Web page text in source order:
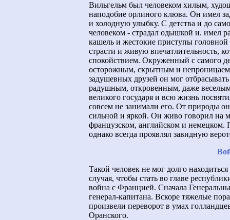
Вильгельм был человеком хилым,
наподобие орлиного клюва. Он имел
и холодную улыбку. С детства и до
человеком - страдал одышкой и. имел
кашель и жестокие приступы
страсти и живую впечатлительность,
спокойствием. Окруженный с самого
осторожным, скрытным и
задушевных друзей он мог
радушным, откровенным, даже
великого государя и всю жизнь
совсем не занимали его. От природы
сильной и яркой. Он живо говорил на
французском, английском и
однако всегда проявлял завидную
Такой человек не мог долго
случая, чтобы стать во главе
война с Францией. Сначала
генерал-капитана. Вскоре тяжелые
произвели переворот в умах
Оранского.